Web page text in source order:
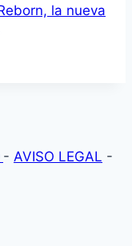
la nueva
- AVISO LEGAL -